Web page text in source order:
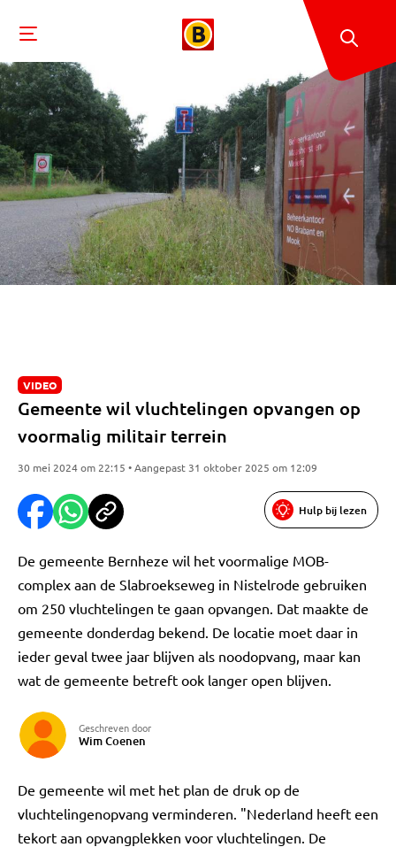
VIDEO
Gemeente wil vluchtelingen opvangen op
voormalig militair terrein
30 mei 2024 om 22:15 • Aangepast 31 oktober 2025 om 12:09
Hulp bij lezen
De gemeente Bernheze wil het voormalige MOB-
complex aan de Slabroekseweg in Nistelrode gebruiken
om 250 vluchtelingen te gaan opvangen. Dat maakte de
gemeente donderdag bekend. De locatie moet daar in
ieder geval twee jaar blijven als noodopvang, maar kan
wat de gemeente betreft ook langer open blijven.
Geschreven door
Wim Coenen
De gemeente wil met het plan de druk op de
vluchtelingenopvang verminderen. "Nederland heeft een
tekort aan opvangplekken voor vluchtelingen. De